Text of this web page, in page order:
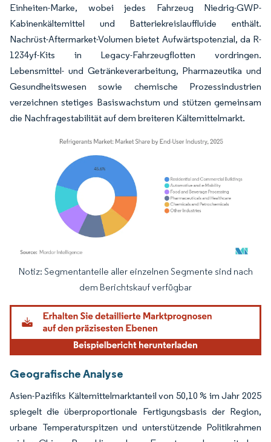
Einheiten-Marke, wobei jedes Fahrzeug Niedrig-GWP-
Kabinenkältemittel und Batteriekreislauffluide enthält.
Nachrüst-Aftermarket-Volumen bietet Aufwärtspotenzial, da R-
1234yf-Kits in Legacy-Fahrzeugflotten vordringen.
Lebensmittel- und Getränkeverarbeitung, Pharmazeutika und
Gesundheitswesen sowie chemische Prozessindustrien
verzeichnen stetiges Basiswachstum und stützen gemeinsam
die Nachfragestabilität auf dem breiteren Kältemittelmarkt.
Bild © Mordor Intelligence. Wiederverwendung erfordert Namensnennung
Notiz: Segmentanteile aller einzelnen Segmente sind nach
dem Berichtskauf verfügbar
Geografische Analyse
Asien-Pazifiks Kältemittelmarktanteil von 50,10 % im Jahr 2025
spiegelt die überproportionale Fertigungsbasis der Region,
urbane Temperaturspitzen und unterstützende Politikrahmen